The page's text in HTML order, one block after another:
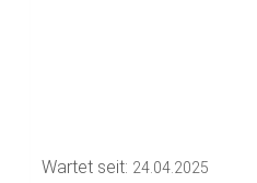
Wartet seit: 24.04.2025